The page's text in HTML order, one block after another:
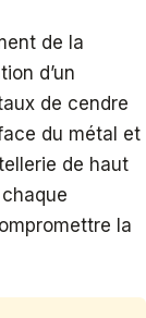
de la
d’un
de cendre
du métal et
de haut
la